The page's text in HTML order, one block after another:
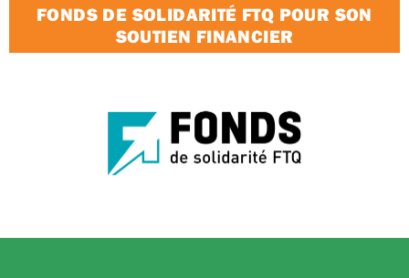
FONDS DE SOLIDARITÉ FTQ POUR SON
SOUTIEN FINANCIER